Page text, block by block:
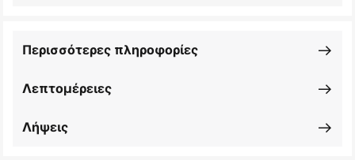
Λεπτομέρειες
Περισσότερες πληροφορίες
Λήψεις